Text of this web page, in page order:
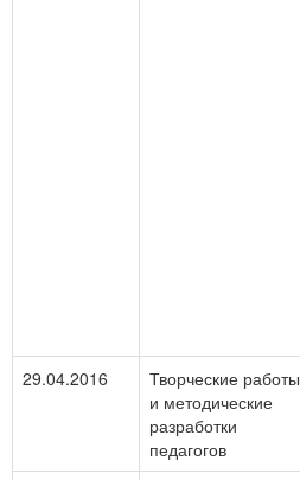
29.04.2016
Творческие работы
и методические
разработки
педагогов